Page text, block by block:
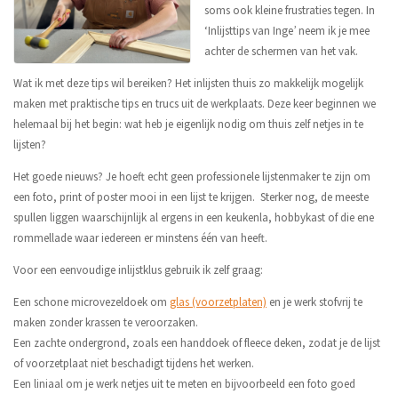
soms ook kleine frustraties tegen. In
‘Inlijsttips van Inge’ neem ik je mee
achter de schermen van het vak.
Wat ik met deze tips wil bereiken? Het inlijsten thuis zo makkelijk mogelijk
maken met praktische tips en trucs uit de werkplaats. Deze keer beginnen we
helemaal bij het begin: wat heb je eigenlijk nodig om thuis zelf netjes in te
lijsten?
Het goede nieuws? Je hoeft echt geen professionele lijstenmaker te zijn om
een foto, print of poster mooi in een lijst te krijgen. Sterker nog, de meeste
spullen liggen waarschijnlijk al ergens in een keukenla, hobbykast of die ene
rommellade waar iedereen er minstens één van heeft.
Voor een eenvoudige inlijstklus gebruik ik zelf graag:
Een schone microvezeldoek om glas (voorzetplaten) en je werk stofvrij te
maken zonder krassen te veroorzaken.
Een zachte ondergrond, zoals een handdoek of fleece deken, zodat je de lijst
of voorzetplaat niet beschadigt tijdens het werken.
Een liniaal om je werk netjes uit te meten en bijvoorbeeld een foto goed